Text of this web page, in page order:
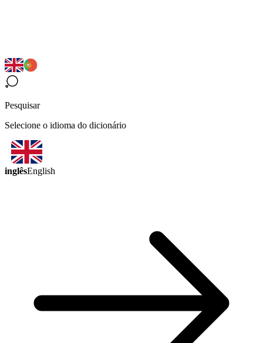
Pesquisar
Selecione o idioma do dicionário
inglêsEnglish